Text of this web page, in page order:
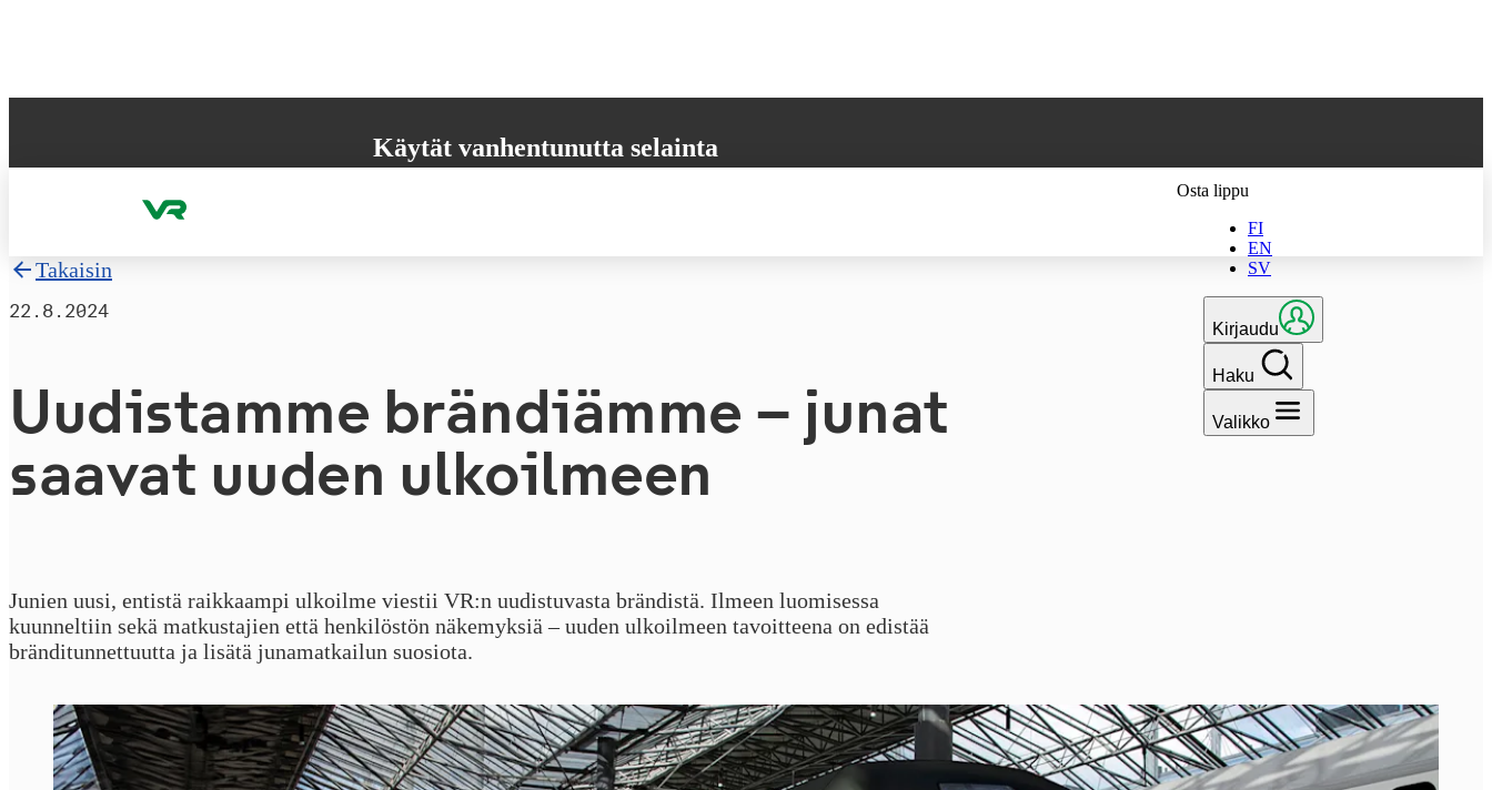
Käytät vanhentunutta selainta
Osta lippu
FI
EN
SV
Kirjaudu
Haku
Valikko
Takaisin
22.8.2024
Uudistamme brändiämme – junat
saavat uuden ulkoilmeen
Junien uusi, entistä raikkaampi ulkoilme viestii VR:n uudistuvasta brändistä. Ilmeen luomisessa
kuunneltiin sekä matkustajien että henkilöstön näkemyksiä – uuden ulkoilmeen tavoitteena on edistää
bränditunnettuutta ja lisätä junamatkailun suosiota.